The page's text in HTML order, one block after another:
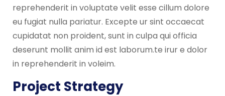
reprehenderit in voluptate velit esse cillum dolore
eu fugiat nulla pariatur. Excepte ur sint occaecat
cupidatat non proident, sunt in culpa qui officia
deserunt mollit anim id est laborum.te irur e dolor
in reprehenderit in voleim.
Project Strategy